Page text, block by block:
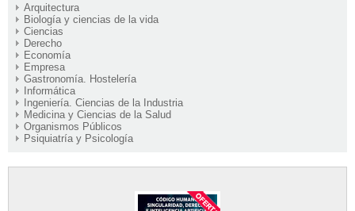
Arquitectura
Biología y ciencias de la vida
Ciencias
Derecho
Economía
Empresa
Gastronomía. Hostelería
Informática
Ingeniería. Ciencias de la Industria
Medicina y Ciencias de la Salud
Organismos Públicos
Psiquiatría y Psicología